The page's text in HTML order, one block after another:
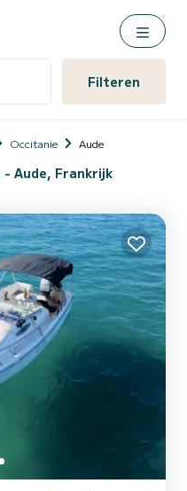
Filteren
Occitanie Aude
Aude, Frankrijk